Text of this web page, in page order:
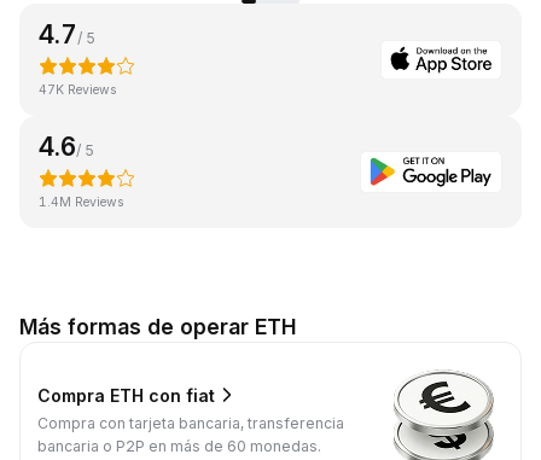
4.7/ 5
47K Reviews
4.6/ 5
1.4M Reviews
Más formas de operar ETH
Compra ETH con fiat
Compra con tarjeta bancaria, transferencia
bancaria o P2P en más de 60 monedas.